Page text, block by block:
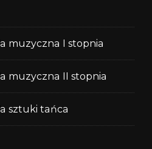
muzyczna I stopnia
muzyczna II stopnia
sztuki tańca